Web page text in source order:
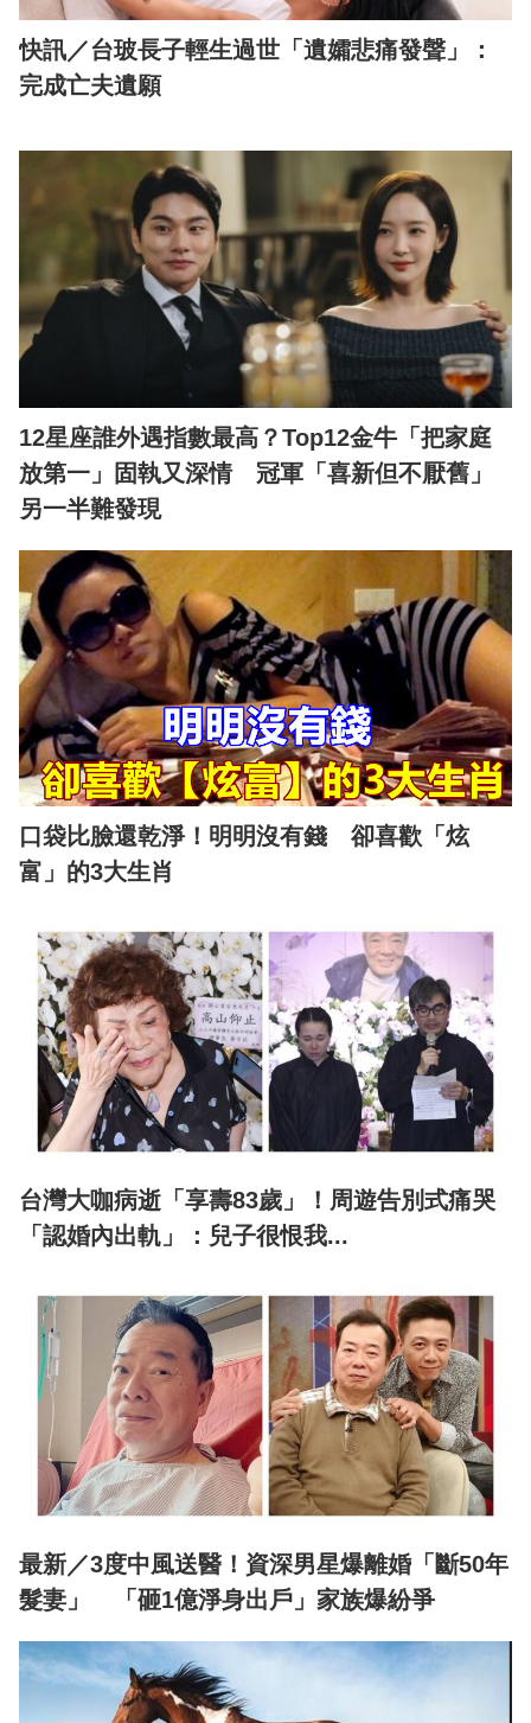
快訊／台玻長子輕生過世「遺孀悲痛發聲」：
完成亡夫遺願
12星座誰外遇指數最高？Top12金牛「把家庭
放第一」固執又深情 冠軍「喜新但不厭舊」
另一半難發現
口袋比臉還乾淨！明明沒有錢 卻喜歡「炫
富」的3大生肖
台灣大咖病逝「享壽83歲」！周遊告別式痛哭
「認婚內出軌」：兒子很恨我...
最新／3度中風送醫！資深男星爆離婚「斷50年
髮妻」 「砸1億淨身出戶」家族爆紛爭